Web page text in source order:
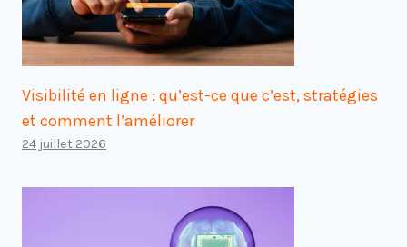
Visibilité en ligne : qu’est-ce que c’est, stratégies
et comment l’améliorer
24 juillet 2026